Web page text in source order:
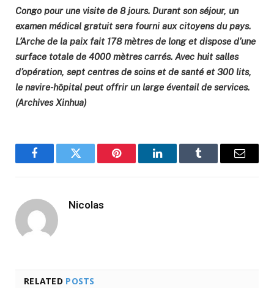
Congo pour une visite de 8 jours. Durant son séjour, un
examen médical gratuit sera fourni aux citoyens du pays.
L’Arche de la paix fait 178 mètres de long et dispose d’une
surface totale de 4000 mètres carrés. Avec huit salles
d’opération, sept centres de soins et de santé et 300 lits,
le navire-hôpital peut offrir un large éventail de services.
(Archives Xinhua)
FacebookTwitter Pinterest LinkedInTumblr Email
Nicolas
RELATED POSTS